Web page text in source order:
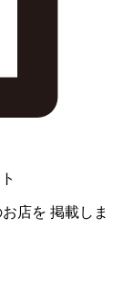
店を 掲載しま